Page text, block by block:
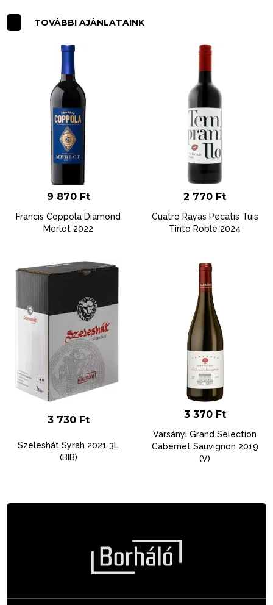
TOVÁBBI AJÁNLATAINK
9 870 Ft
Francis Coppola Diamond
Merlot 2022
2 770 Ft
Cuatro Rayas Pecatis Tuis
Tinto Roble 2024
3 730 Ft
Szeleshát Syrah 2021 3L
(BIB)
3 370 Ft
Varsányi Grand Selection
Cabernet Sauvignon 2019
(V)